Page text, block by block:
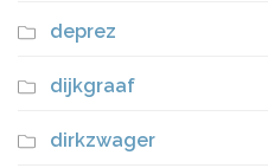
deprez
dijkgraaf
dirkzwager